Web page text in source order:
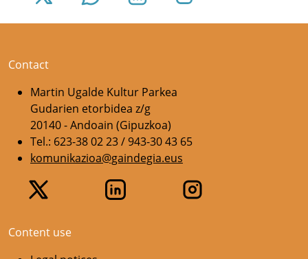
Contact
Martin Ugalde Kultur Parkea
Gudarien etorbidea z/g
20140 - Andoain (Gipuzkoa)
Tel.: 623-38 02 23 / 943-30 43 65
komunikazioa@gaindegia.eus
Content use